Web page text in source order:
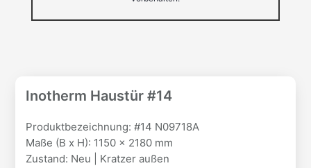
Inotherm Haustür #14
Produktbezeichnung: #14 N09718A
Maße (B x H): 1150 x 2180 mm
Zustand: Neu | Kratzer außen